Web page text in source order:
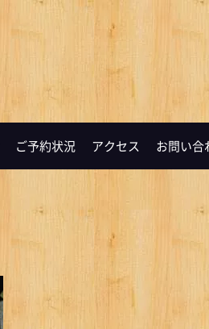
ご予約状況 アクセス お問い合